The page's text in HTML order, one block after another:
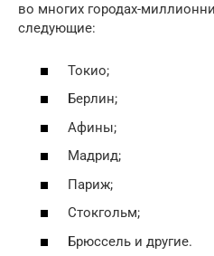
во многих городах-
следующие:
Токио;
Берлин;
Афины;
Мадрид;
Париж;
Стокгольм;
Брюссель и другие.